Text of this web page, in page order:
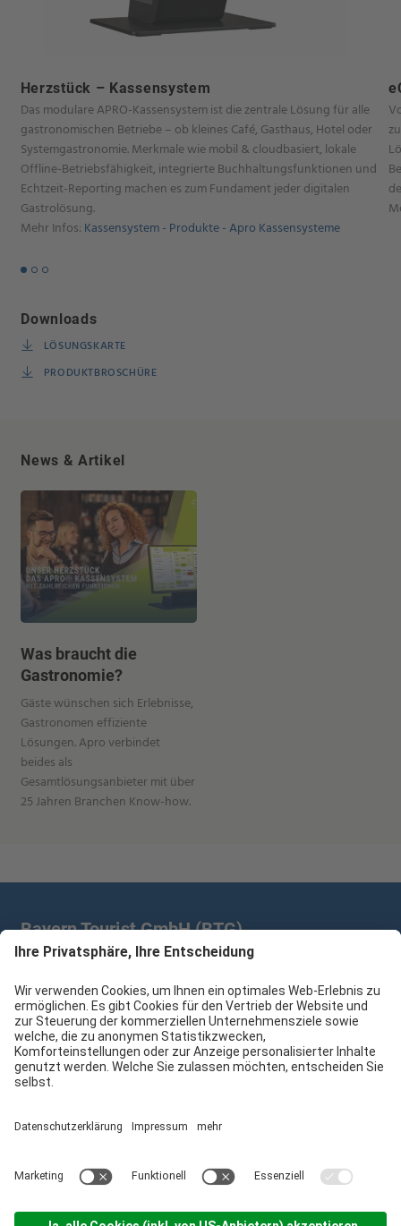
Herzstück – Kassensystem
Das modulare APRO-Kassensystem ist die zentrale Lösung für alle
gastronomischen Betriebe – ob kleines Café, Gasthaus, Hotel oder
Systemgastronomie. Merkmale wie mobil & cloudbasiert, lokale
Offline-Betriebsfähigkeit, integrierte Buchhaltungsfunktionen und
Echtzeit-Reporting machen es zum Fundament jeder digitalen
Gastrolösung.
Mehr Infos: Kassensystem - Produkte - Apro Kassensysteme
Downloads
LÖSUNGSKARTE
PRODUKTBROSCHÜRE
News & Artikel
Was braucht die
Gastronomie?
Gäste wünschen sich Erlebnisse,
Gastronomen effiziente
Lösungen. Apro verbindet
beides als
Gesamtlösungsanbieter mit über
25 Jahren Branchen Know-how.
Bayern Tourist GmbH (BTG)
Prinz-Ludwig-Palais | Türkenstr. 7 | 80333 München
+49 89/28 760 265
branchenpartner@btg-service.de
Bayern Tourist GmbH (BTG) Sitemap
Impressum